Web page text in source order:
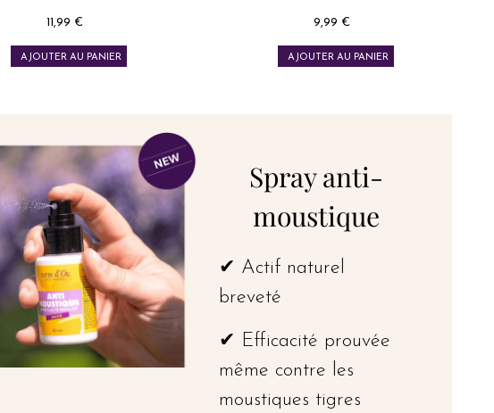
Prix
11,99 €
AJOUTER AU PANIER
Prix
9,99 €
AJOUTER AU PANIER
Spray anti-
moustique
✔ Actif naturel
breveté
✔ Efficacité prouvée
même contre les
moustiques tigres